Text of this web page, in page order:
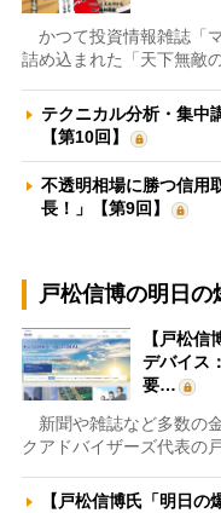
かつて投資情報雑誌「
詰め込まれた「天下無敵
テクニカル分析・集中
【第10回】
不透明相場に勝つ信
長！」【第9回】
戸松信博の明日の
【戸松
デバイス
要…
新聞や雑誌など多数の
クアドバイザーズ代表の
【戸松信博氏「明日